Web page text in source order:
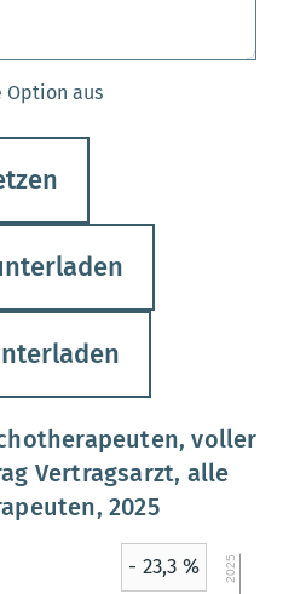
Option aus
voller
Vertragsarzt, alle
2025
2025
- 23,3 %